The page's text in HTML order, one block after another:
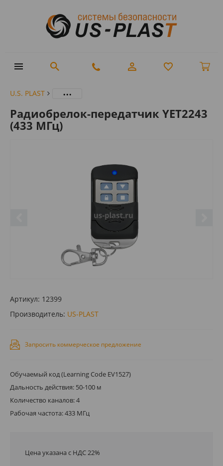
U.S. PLAST ...
Радиобрелок-передатчик YET2243
(433 МГц)
Артикул: 12399
Производитель: US-PLAST
Запросить коммерческое предложение
Обучаемый код (Learning Code EV1527)
Дальность действия: 50-100 м
Количество каналов: 4
Рабочая частота: 433 МГц
Цена указана с НДС 22%